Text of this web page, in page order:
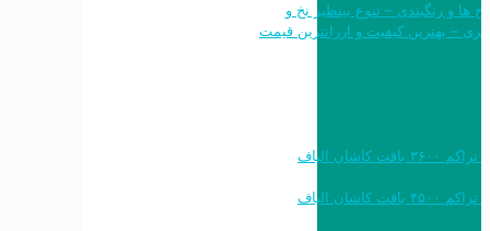
طرح ها و رنگبندی – تنوع بینظیر نخ و
خرید به قیمت فرش ماشینی ۱۲۰۰ شانه تراکم ۳۶۰۰ بافت کاشان الیاف
خرید به قیمت فرش ماشینی ۱۵۰۰ شانه تراکم ۴۵۰۰ بافت کاشان الیاف